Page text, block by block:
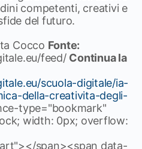
competenti, creativi e
del futuro.
Cocco Fonte:
feed/ Continua la
scuola-digitale/ia-
della-creativita-degli-
type="bookmark"
width: 0px; overflow:
</span><span data-